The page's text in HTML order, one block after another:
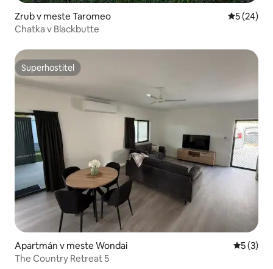
Zrub v meste Taromeo
5 (24)
Chatka v Blackbutte
Superhostiteľ
Superhostiteľ
Apartmán v meste Wondai
5 (3)
The Country Retreat 5